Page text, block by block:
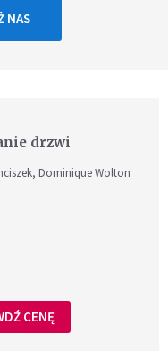
NAS
drzwi
Dominique Wolton
CENĘ